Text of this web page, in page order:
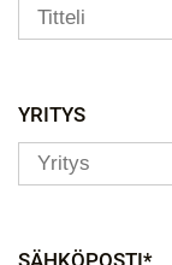
YRITYS
SÄHKÖPOSTI*